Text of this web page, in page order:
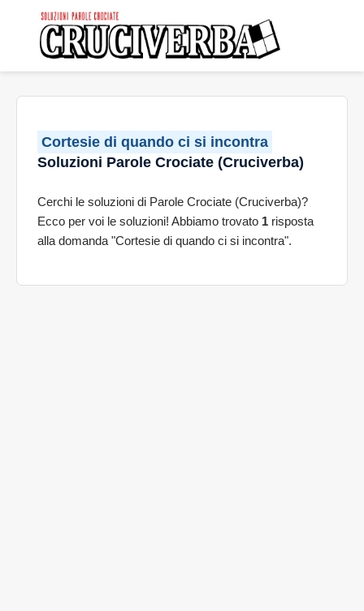
Cortesie di quando ci si incontra
Soluzioni Parole Crociate (Cruciverba)
Cerchi le soluzioni di Parole Crociate (Cruciverba)?
Ecco per voi le soluzioni! Abbiamo trovato 1 risposta
alla domanda "Cortesie di quando ci si incontra".